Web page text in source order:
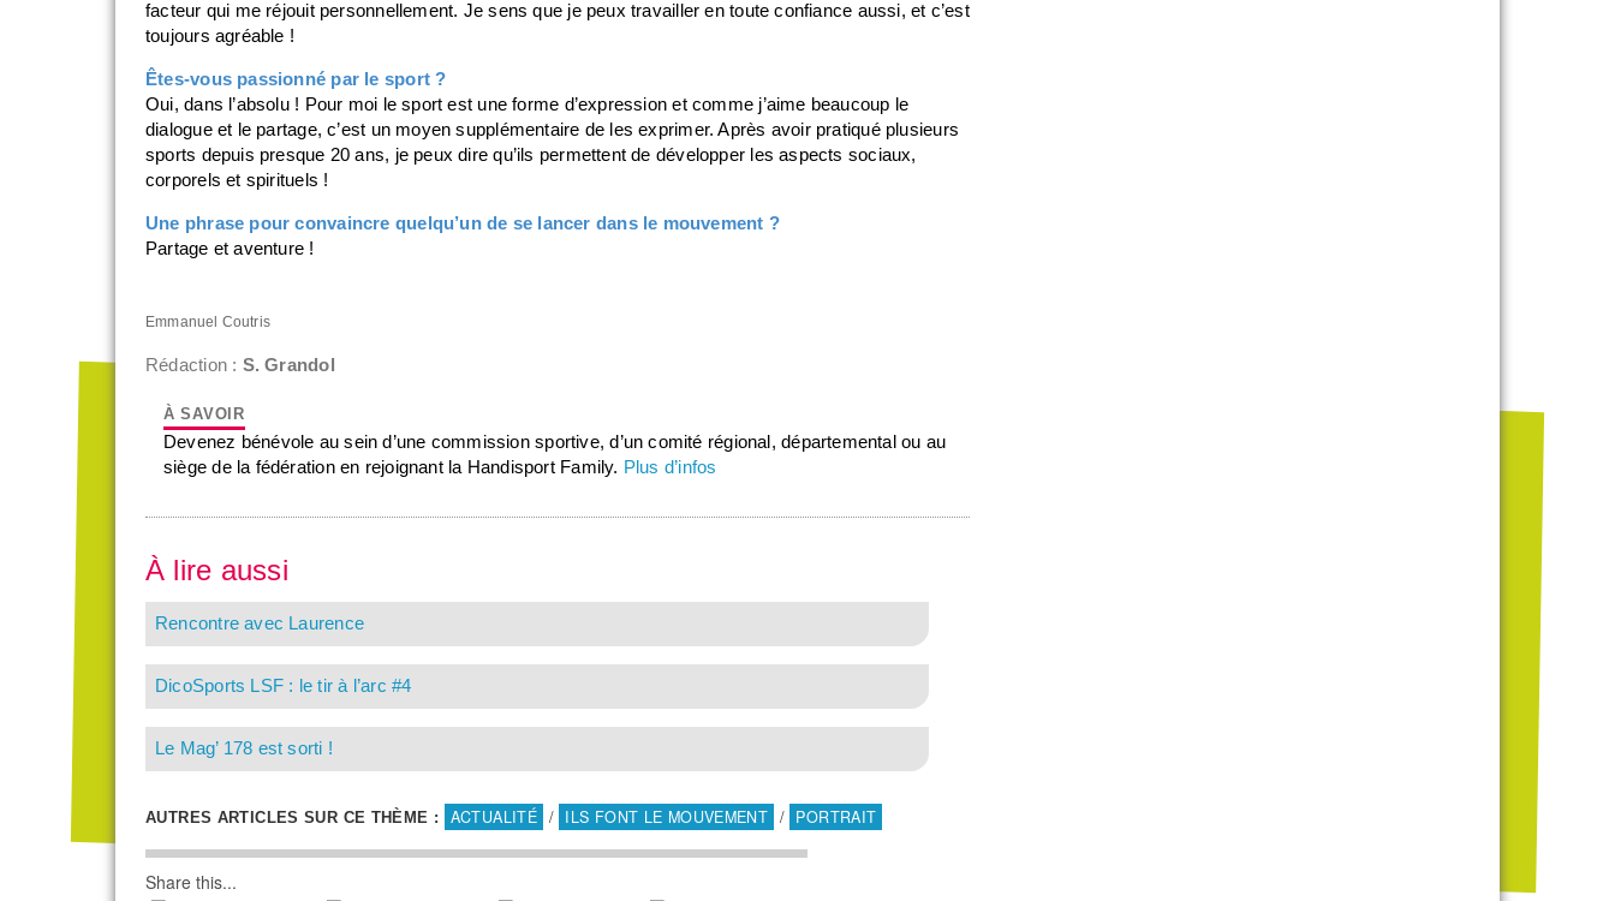
facteur qui me réjouit personnellement. Je sens que je peux travailler en toute confiance aussi, et c’est
toujours agréable !
Êtes-vous passionné par le sport ?
Oui, dans l’absolu ! Pour moi le sport est une forme d’expression et comme j’aime beaucoup le
dialogue et le partage, c’est un moyen supplémentaire de les exprimer. Après avoir pratiqué plusieurs
sports depuis presque 20 ans, je peux dire qu’ils permettent de développer les aspects sociaux,
corporels et spirituels !
Une phrase pour convaincre quelqu’un de se lancer dans le mouvement ?
Partage et aventure !
Emmanuel Coutris
Rédaction : S. Grandol
Devenez bénévole au sein d’une commission sportive, d’un comité régional, départemental ou au
siège de la fédération en rejoignant la Handisport Family. Plus d’infos
À lire aussi
Rencontre avec Laurence
DicoSports LSF : le tir à l’arc #4
Le Mag’ 178 est sorti !
AUTRES ARTICLES SUR CE THÈME : ACTUALITÉ / ILS FONT LE MOUVEMENT / PORTRAIT
Share this...